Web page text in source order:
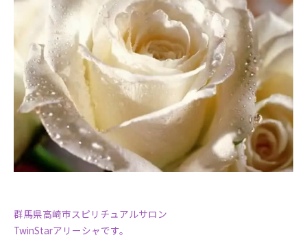
群馬県高崎市スピリチュアルサロン
TwinStarアリーシャです。